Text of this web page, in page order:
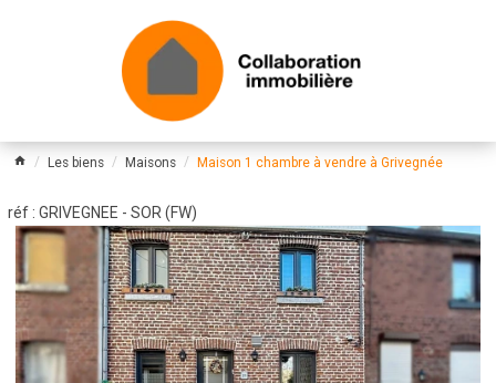
Les biens Maisons Maison 1 chambre à vendre à Grivegnée
réf : GRIVEGNEE - SOR (FW)